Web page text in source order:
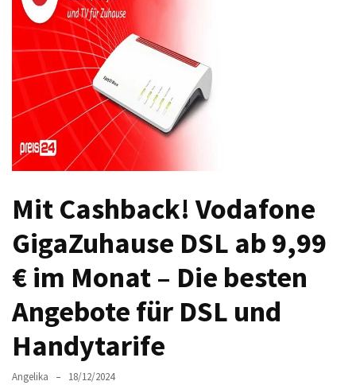
Welches
am
perfekte
Wahl:
Ein
Vergleich
zwischen
dem
Galaxy
Tab
S10
Lite
Mit Cashback! Vodafone
GigaZuhause DSL ab 9,99
€ im Monat – Die besten
Angebote für DSL und
Handytarife
Angelika 18/12/2024